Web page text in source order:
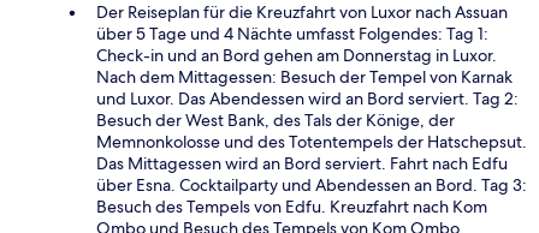
Der Reiseplan für die Kreuzfahrt von Luxor nach Assuan
über 5 Tage und 4 Nächte umfasst Folgendes: Tag 1:
Check-in und an Bord gehen am Donnerstag in Luxor.
Nach dem Mittagessen: Besuch der Tempel von Karnak
und Luxor. Das Abendessen wird an Bord serviert. Tag 2:
Besuch der West Bank, des Tals der Könige, der
Memnonkolosse und des Totentempels der Hatschepsut.
Das Mittagessen wird an Bord serviert. Fahrt nach Edfu
über Esna. Cocktailparty und Abendessen an Bord. Tag 3:
Besuch des Tempels von Edfu. Kreuzfahrt nach Kom
Ombo und Besuch des Tempels von Kom Ombo.